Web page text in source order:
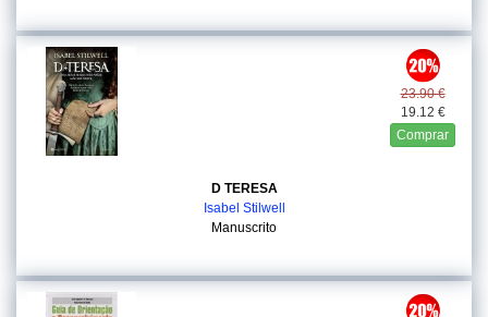
23.90 €
19.12 €
Comprar
D TERESA
Isabel Stilwell
Manuscrito